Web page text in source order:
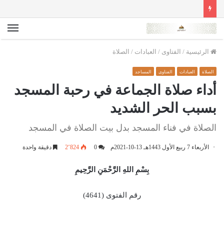
الرئيسية / الفتاوى / العبادات / الصلاة
الصلاة العبادات الفتاوى المساجد
أداء صلاة الجماعة في رحبة المسجد
بسبب الحر الشديد
الصلاة في فناء المسجد بدل بيت الصلاة في المسجد
الأربعاء 7 ربيع الأول 1443هـ 13-10-2021م 0 2٬824 دقيقة واحدة
بِسْمِ اللهِ الرَّحْمَنِ الرَّحِيمِ
رقم الفتوى (4641)